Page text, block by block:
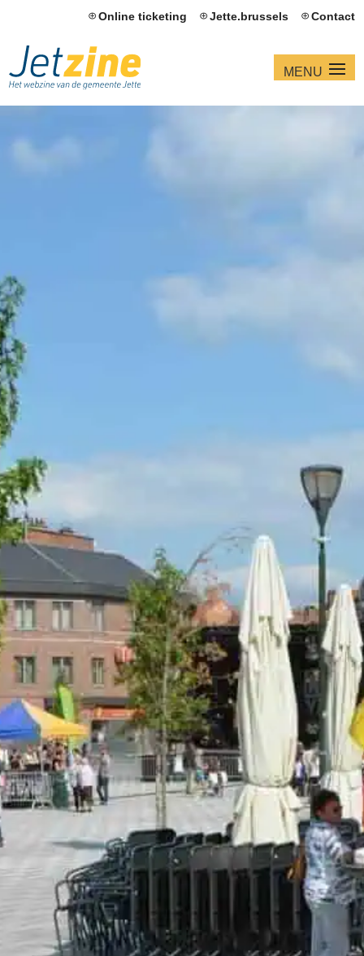
Online ticketing Jette.brussels Contact